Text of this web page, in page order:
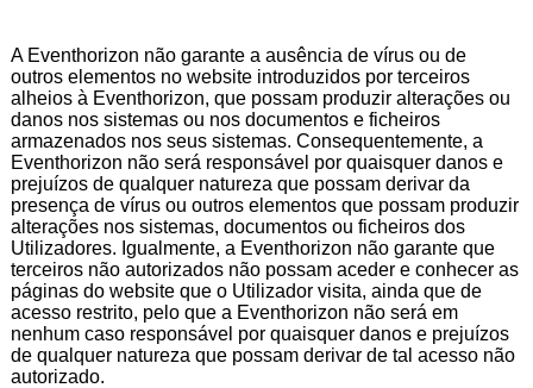
A Eventhorizon não garante a ausência de vírus ou de
outros elementos no website introduzidos por terceiros
alheios à Eventhorizon, que possam produzir alterações ou
danos nos sistemas ou nos documentos e ficheiros
armazenados nos seus sistemas. Consequentemente, a
Eventhorizon não será responsável por quaisquer danos e
prejuízos de qualquer natureza que possam derivar da
presença de vírus ou outros elementos que possam produzir
alterações nos sistemas, documentos ou ficheiros dos
Utilizadores. Igualmente, a Eventhorizon não garante que
terceiros não autorizados não possam aceder e conhecer as
páginas do website que o Utilizador visita, ainda que de
acesso restrito, pelo que a Eventhorizon não será em
nenhum caso responsável por quaisquer danos e prejuízos
de qualquer natureza que possam derivar de tal acesso não
autorizado.